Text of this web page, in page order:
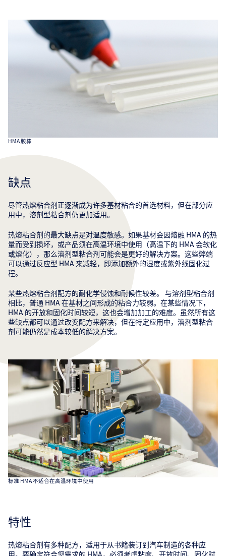
HMA 胶棒
缺点
尽管热熔粘合剂正逐渐成为许多基材粘合的首选材料，但在部分应
用中，溶剂型粘合剂仍更加适用。
热熔粘合剂的最大缺点是对温度敏感。如果基材会因熔融 HMA 的热
量而受到损坏，或产品须在高温环境中使用（高温下的 HMA 会软化
或熔化），那么溶剂型粘合剂可能会是更好的解决方案。这些弊端
可以通过反应型 HMA 来减轻，即添加额外的湿度或紫外线固化过
程。
某些热熔粘合剂配方的耐化学侵蚀和耐候性较差。 与溶剂型粘合剂
相比，普通 HMA 在基材之间形成的粘合力较弱。在某些情况下，
HMA 的开放和固化时间较短，这也会增加加工的难度。虽然所有这
些缺点都可以通过改变配方来解决，但在特定应用中，溶剂型粘合
剂可能仍然是成本较低的解决方案。
标准 HMA 不适合在高温环境中使用
特性
热熔粘合剂有多种配方，适用于从书籍装订到汽车制造的各种应
用。要确定符合您需求的 HMA，必须考虑粘度、开放时间、固化时